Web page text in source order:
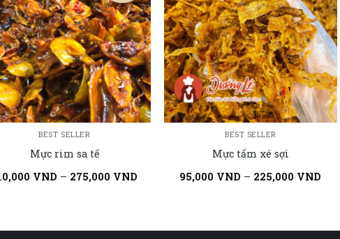
BEST SELLER
Mực rim sa tế
VND – 275,000 VND
BEST SELLER
Mực tẩm xé sợi
95,000 VND – 225,000 VND